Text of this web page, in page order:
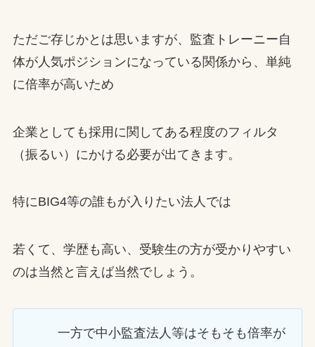
ただご存じかとは思いますが、監査トレーニー自
体が人気ポジションになっている関係から、単純
に倍率が高いため
企業としても採用に関してある程度のフィルタ
（振るい）にかける必要が出てきます。
特にBIG4等の誰もが入りたい法人では
若くて、学歴も高い、受験生の方が受かりやすい
のは当然と言えば当然でしょう。
一方で中小監査法人等はそもそも倍率が